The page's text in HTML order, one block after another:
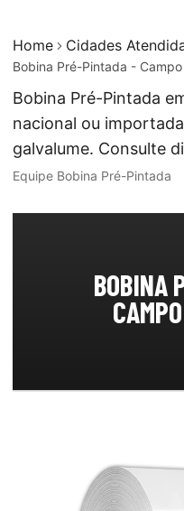
Home Cidades
Bobina Pré-Pintada -
Bobina Pré-Pintada
nacional ou
galvalume. Consulte
Equipe Bobina Pré-Pintada
BOBINA